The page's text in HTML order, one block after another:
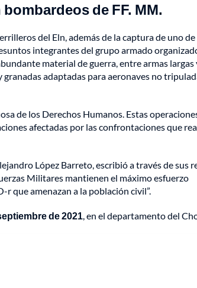
de FF. MM.
del Eln, además de la captura de uno de
integrantes del grupo armado
material de guerra, entre armas largas
adaptadas para aeronaves no
de los Derechos Humanos. Estas
afectadas por las confrontaciones que
López Barreto, escribió a través de sus
Militares mantienen el máximo esfuerzo
que amenazan a la población civil”.
de 2021, en el departamento del